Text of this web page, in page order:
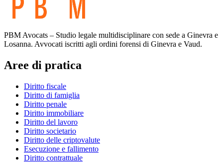
PBM Avocats – Studio legale multidisciplinare con sede a Ginevra e
Losanna. Avvocati iscritti agli ordini forensi di Ginevra e Vaud.
Aree di pratica
Diritto fiscale
Diritto di famiglia
Diritto penale
Diritto immobiliare
Diritto del lavoro
Diritto societario
Diritto delle criptovalute
Esecuzione e fallimento
Diritto contrattuale